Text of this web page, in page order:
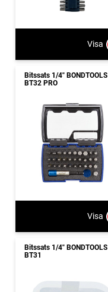
Visa
Bitssats 1/4" BONDTOOLS
BT32 PRO
Visa
Bitssats 1/4" BONDTOOLS
BT31